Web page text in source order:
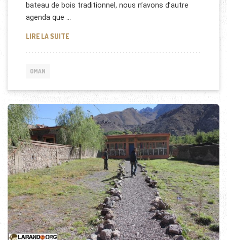
bateau de bois traditionnel, nous n’avons d’autre
agenda que …
LIRE LA SUITELE TOURISME, L’AVENIR D’OMAN
OMAN